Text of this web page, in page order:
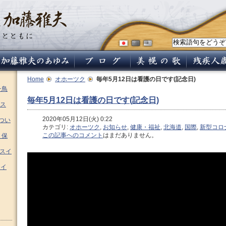
Home オホーツク 毎年5月12日は看護の日です(記念日)
毎年5月12日は看護の日です(記念日)
2020年05月12日(火) 0:22
カテゴリ: オホーツク , お知らせ, 健康・福祉, 北海道, 国際, 新型コロ
この記事へのコメント はまだありません。
い
保
イ